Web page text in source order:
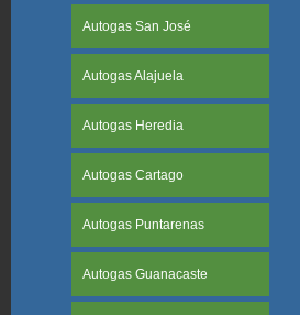
Autogas San José
Autogas Alajuela
Autogas Heredia
Autogas Cartago
Autogas Puntarenas
Autogas Guanacaste